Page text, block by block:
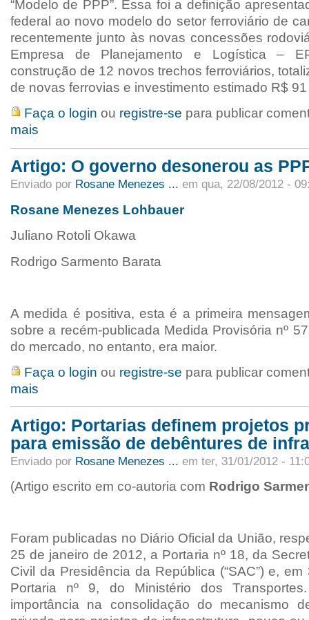
“Modelo de PPP”. Essa foi a definição
federal ao novo modelo do setor ferroviário de
recentemente junto às novas concessões
Empresa de Planejamento e Logística –
construção de 12 novos trechos ferroviários,
de novas ferrovias e investimento estimado R$
Faça o login ou registre-se para publicar
mais
Artigo: O governo desonerou as
Enviado por Rosane Menezes ... em qua, 22/08/2012 -
Rosane Menezes Lohbauer
Juliano Rotoli Okawa
Rodrigo Sarmento Barata
A medida é positiva, esta é a primeira
sobre a recém-publicada Medida Provisória nº
do mercado, no entanto, era maior.
Faça o login ou registre-se para publicar
mais
Artigo: Portarias definem projetos
para emissão de debêntures de
Enviado por Rosane Menezes ... em ter, 31/01/2012 -
(Artigo escrito em co-autoria com Rodrigo
Foram publicadas no Diário Oficial da União,
25 de janeiro de 2012, a Portaria nº 18, da
Civil da Presidência da República (“SAC”) e,
Portaria nº 9, do Ministério dos
importância na consolidação do mecanismo